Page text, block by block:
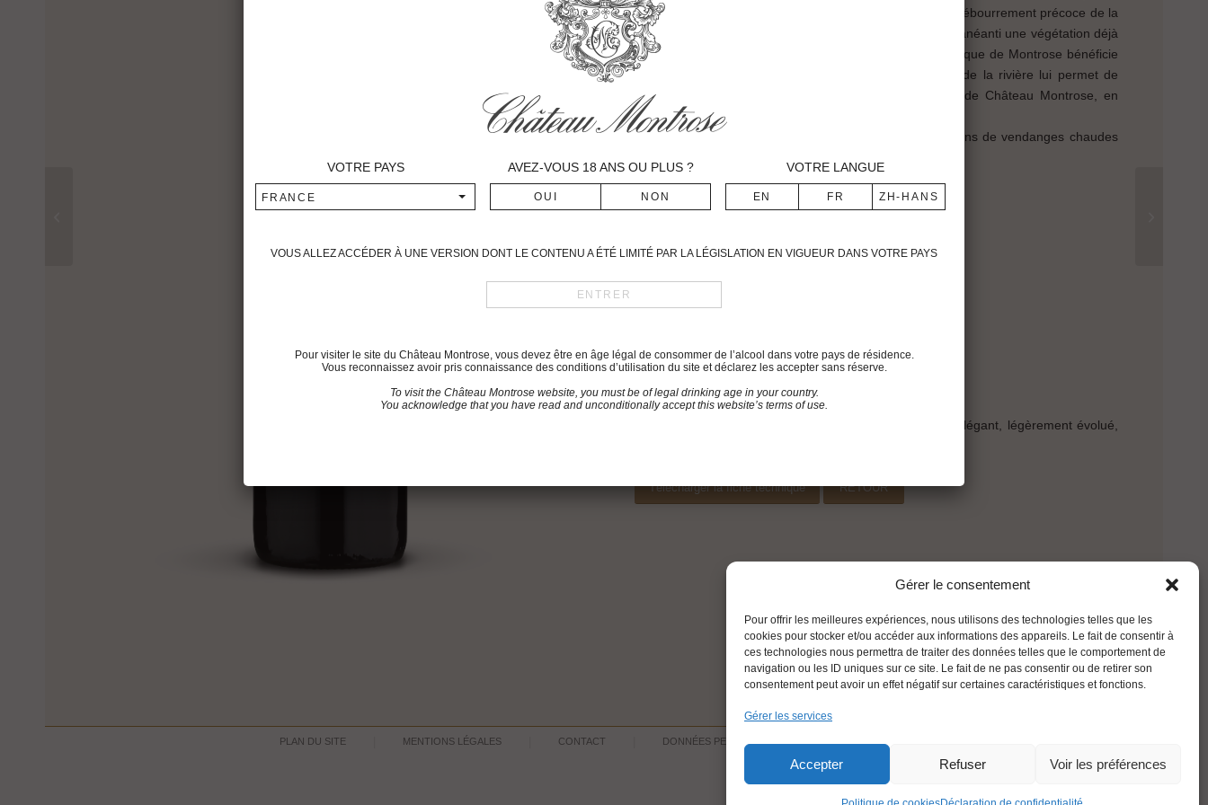
Gérer le consentement
Pour offrir les meilleures expériences, nous utilisons des technologies telles que les
cookies pour stocker et/ou accéder aux informations des appareils. Le fait de consentir à
ces technologies nous permettra de traiter des données telles que le comportement de
navigation ou les ID uniques sur ce site. Le fait de ne pas consentir ou de retirer son
consentement peut avoir un effet négatif sur certaines caractéristiques et fonctions.
Gérer les services
Accepter Refuser Voir les préférences
printanières. En effet, après une fin février favorable au débourrement précoce de la
vigne, une terrible gelée dans la nuit du 20 au 21 avril a anéanti une végétation déjà
très poussée dans le bordelais. Cependant, le terroir unique de Montrose bénéficie
de conditions climatiques exceptionnelles. La proximité de la rivière lui permet de
jouir de températures non gélives. Aussi la production de Château Montrose, en
1991, est quasiment normale.
Juillet et août ont été très chauds et secs et les conditions de vendanges chaudes
Date des vendanges
30 septembre – 15 octobre
Robe : dense, profonde, légèrement évoluée.
Bouche complexe : cuir, sous-bois.
Très bon vin, long et ample, avec du gras. Vin racé et élégant, légèrement évolué,
Télécharger la fiche technique RETOUR
PLAN DU SITE MENTIONS LÉGALES CONTACT DONNÉES PERSONNELLES
VOTRE PAYS
FRANCE
AVEZ-VOUS 18 ANS OU PLUS ? VOTRE LANGUE
VOUS ALLEZ ACCÉDER À UNE VERSION DONT LE CONTENU A ÉTÉ LIMITÉ PAR LA LÉGISLATION EN VIGUEUR DANS VOTRE PAYS
Pour visiter le site du Château Montrose, vous devez être en âge légal de consommer de l’alcool dans votre pays de résidence.
Vous reconnaissez avoir pris connaissance des conditions d’utilisation du site et déclarez les accepter sans réserve.
To visit the Château Montrose website, you must be of legal drinking age in your country.
You acknowledge that you have read and unconditionally accept this website’s terms of use.